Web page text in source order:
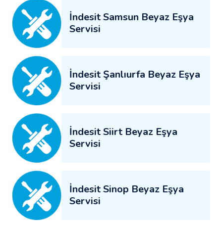
İndesit Samsun Beyaz Eşya
Servisi
İndesit Şanlıurfa Beyaz Eşya
Servisi
İndesit Siirt Beyaz Eşya
Servisi
İndesit Sinop Beyaz Eşya
Servisi